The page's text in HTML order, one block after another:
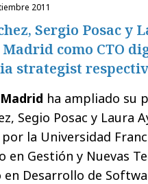
2011
Sergio Posac y
Madrid como CTO
strategist
ha ampliado su
Segio Posac y Laura
la Universidad
en Gestión y Nuevas
Desarrollo de